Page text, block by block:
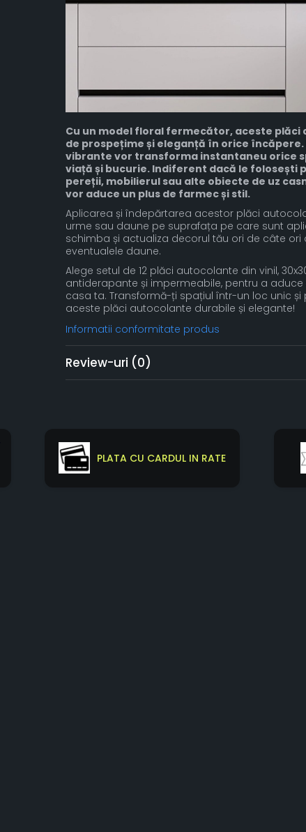
Cu un model floral fermecător, aceste
de prospețime și eleganță în orice
vibrante vor transforma instantaneu orice
viață și bucurie. Indiferent dacă le folosești
pereții, mobilierul sau alte obiecte de uz
vor aduce un plus de farmec și stil.
Aplicarea și îndepărtarea acestor plăci
urme sau daune pe suprafața pe care sunt
schimba și actualiza decorul tău ori de câte ori
eventualele daune.
Alege setul de 12 plăci autocolante din vinil,
antiderapante și impermeabile, pentru a aduce
casa ta. Transformă-ți spațiul într-un loc unic
aceste plăci autocolante durabile și elegante!
Informatii conformitate produs
Review-uri (0)
PLATA CU CARDUL IN RATE